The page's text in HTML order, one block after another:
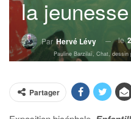
la
Par Hervé Lévy le
Pauline Barzilaï, Chat,
Partager